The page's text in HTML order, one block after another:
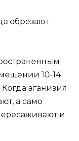
обрезают
10-14
аганизия
а само
и